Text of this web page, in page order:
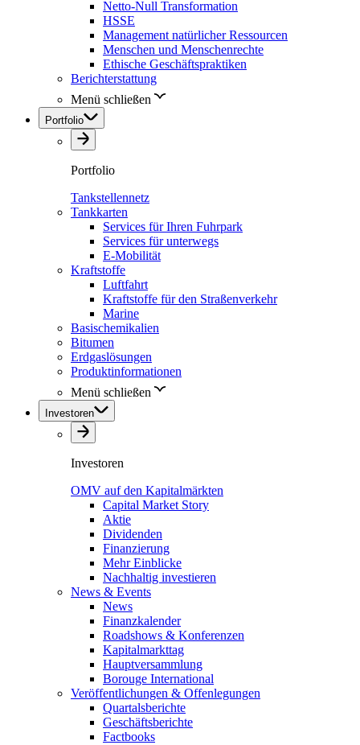
Netto-Null Transformation
HSSE
Management natürlicher Ressourcen
Menschen und Menschenrechte
Ethische Geschäftspraktiken
Berichterstattung
Menü schließen
Portfolio
Portfolio
Tankstellennetz
Tankkarten
Services für Ihren Fuhrpark
Services für unterwegs
E-Mobilität
Kraftstoffe
Luftfahrt
Kraftstoffe für den Straßenverkehr
Marine
Basischemikalien
Bitumen
Erdgaslösungen
Produktinformationen
Menü schließen
Investoren
Investoren
OMV auf den Kapitalmärkten
Capital Market Story
Aktie
Dividenden
Finanzierung
Mehr Einblicke
Nachhaltig investieren
News & Events
News
Finanzkalender
Roadshows & Konferenzen
Kapitalmarkttag
Hauptversammlung
Borouge International
Veröffentlichungen & Offenlegungen
Quartalsberichte
Geschäftsberichte
Factbooks